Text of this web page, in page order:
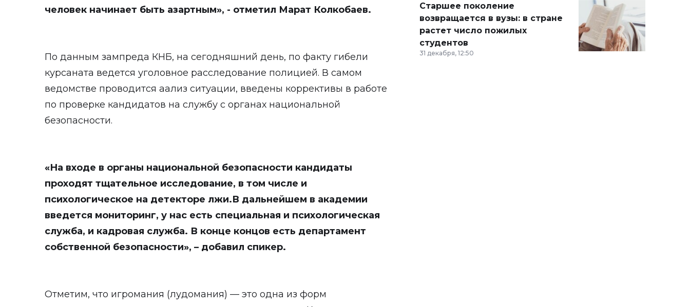
человек начинает быть азартным», - отметил Марат Колкобаев.
По данным зампреда КНБ, на сегодняшний день, по факту гибели
курсаната ведется уголовное расследование полицией. В самом
ведомстве проводится аализ ситуации, введены коррективы в работе
по проверке кандидатов на службу с органах национальной
безопасности.
«На входе в органы национальной безопасности кандидаты
проходят тщательное исследование, в том числе и
психологическое на детекторе лжи.В дальнейшем в академии
введется мониторинг, у нас есть специальная и психологическая
служба, и кадровая служба. В конце концов есть департамент
собственной безопасности», – добавил спикер.
Отметим, что игромания (лудомания) — это одна из форм
Старшее поколение
возвращается в вузы: в стране
растет число пожилых
студентов
31 декабря, 12:50